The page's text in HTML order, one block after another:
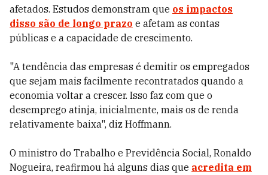
afetados. Estudos demonstram que os impactos
disso são de longo prazo e afetam as contas
públicas e a capacidade de crescimento.
"A tendência das empresas é demitir os empregados
que sejam mais facilmente recontratados quando a
economia voltar a crescer. Isso faz com que o
desemprego atinja, inicialmente, mais os de renda
relativamente baixa", diz Hoffmann.
O ministro do Trabalho e Previdência Social, Ronaldo
Nogueira, reafirmou há alguns dias que acredita em